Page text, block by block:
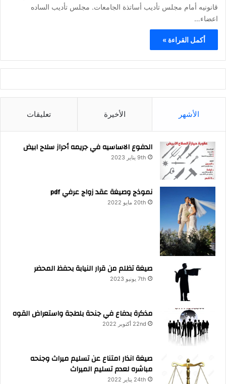
قانونيه أمام مجلس تأديب أساتذة الجامعات. مجلس تأديب الساده
اعضاء…
أكمل القراءة »
الأشهر الأخيرة تعليقات
الدفوع الاساسيه في جريمه أحراز سلاح ابيض
9th يناير 2023
نموذج وصيغة عقد زواج عرفي pdf
20th مايو 2022
صيغة تظلم من قرار النيابة بحفظ المحضر
7th يونيو 2023
مذكرة بدفاع في جنحة بلطجة واستعراض القوه
22nd أكتوبر 2022
صيغة انذار امتناع عن تسليم ميراث وجنحه
مباشره لعدم تسليم الميراث
24th يناير 2022